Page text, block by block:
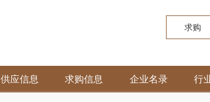
求购
供应信息 求购信息 企业名录 行